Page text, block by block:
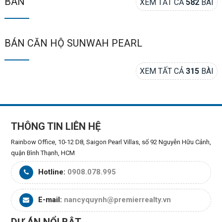
XEM TẤT CẢ582 BÀI
BÁN CĂN HỘ SUNWAH PEARL
XEM TẤT CẢ315 BÀI
THÔNG TIN LIÊN HỆ
Rainbow Office, 10-12 D8, Saigon Pearl Villas, số 92 Nguyễn Hữu Cảnh,
quận Bình Thạnh, HCM
Hotline: 0908.078.995
E-mail: nancyquynh@premierrealty.vn